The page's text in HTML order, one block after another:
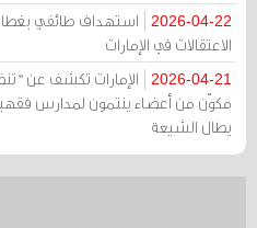
2026-04-22
استهداف طائفي
الاعتقالات في الإمارات
2026-04-21
الإمارات تكشف عن
مكوّن من أعضاء ينتمون لمدارس
يطال الشيعة